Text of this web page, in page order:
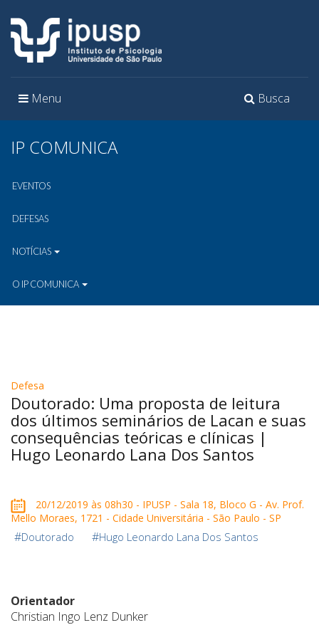
Toggle
Busca
Toggle
Menu
IP COMUNICA
EVENTOS
DEFESAS
NOTÍCIAS
O IP COMUNICA
Defesa
Doutorado: Uma proposta de leitura
dos últimos seminários de Lacan e suas
consequências teóricas e clínicas |
Hugo Leonardo Lana Dos Santos
20/12/2019 às 08h30 - IPUSP - Sala 18, Bloco G - Av. Prof.
Mello Moraes, 1721 - Cidade Universitária - São Paulo - SP
#Doutorado #Hugo Leonardo Lana Dos Santos
Orientador
Christian Ingo Lenz Dunker